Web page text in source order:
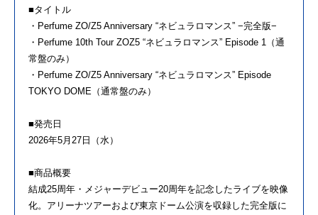
■タイトル
・Perfume ZO/Z5 Anniversary “ネビュラロマンス” −完全版−
・Perfume 10th Tour ZOZ5 “ネビュラロマンス” Episode 1（通
常盤のみ）
・Perfume ZO/Z5 Anniversary “ネビュラロマンス” Episode
TOKYO DOME（通常盤のみ）
■発売日
2026年5月27日（水）
■商品概要
結成25周年・メジャーデビュー20周年を記念したライブを映像
化。アリーナツアーおよび東京ドーム公演を収録した完全版に